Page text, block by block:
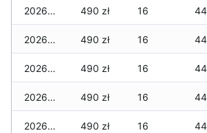
2026-04-19 490 zł 16
2026-04-18 490 zł 16
2026-04-17 490 zł 16
2026-04-16 490 zł 16
2026-04-15 490 zł 16